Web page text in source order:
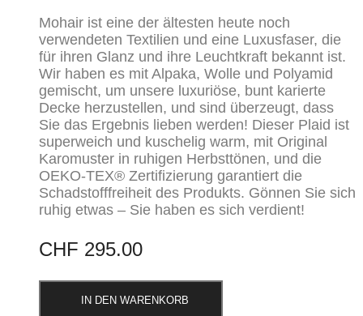
Mohair ist eine der ältesten heute noch
verwendeten Textilien und eine Luxusfaser, die
für ihren Glanz und ihre Leuchtkraft bekannt ist.
Wir haben es mit Alpaka, Wolle und Polyamid
gemischt, um unsere luxuriöse, bunt karierte
Decke herzustellen, und sind überzeugt, dass
Sie das Ergebnis lieben werden! Dieser Plaid ist
superweich und kuschelig warm, mit Original
Karomuster in ruhigen Herbsttönen, und die
OEKO-TEX® Zertifizierung garantiert die
Schadstofffreiheit des Produkts. Gönnen Sie sich
ruhig etwas – Sie haben es sich verdient!
CHF 295.00
IN DEN WARENKORB